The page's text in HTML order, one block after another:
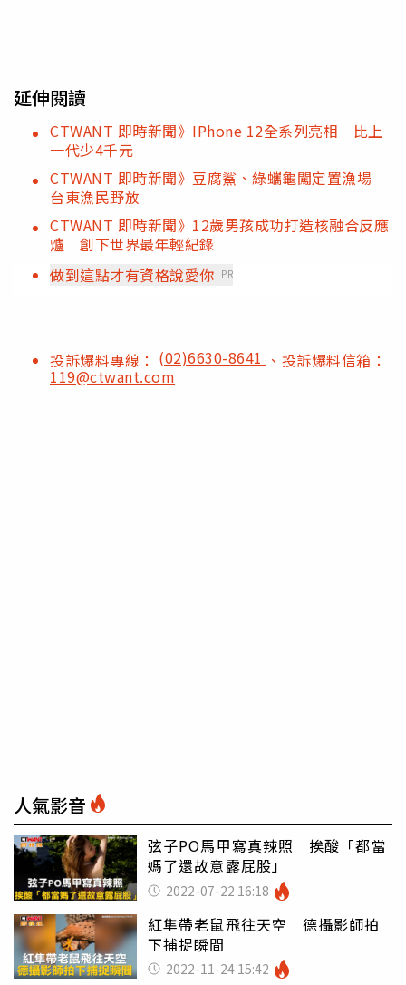
延伸閱讀
CTWANT 即時新聞》IPhone 12全系列亮相 比上
一代少4千元
CTWANT 即時新聞》豆腐鯊、綠蠵龜闖定置漁場
台東漁民野放
CTWANT 即時新聞》12歲男孩成功打造核融合反應
爐 創下世界最年輕紀錄
做到這點才有資格說愛你 PR
投訴爆料專線： (02)6630-8641 、投訴爆料信箱：
119@ctwant.com
人氣影音
弦子PO馬甲寫真辣照 挨酸「都當
媽了還故意露屁股」
2022-07-22 16:18
紅隼帶老鼠飛往天空 德攝影師拍
下捕捉瞬間
2022-11-24 15:42